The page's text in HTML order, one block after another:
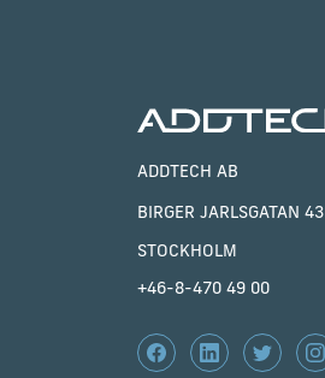
ADDTECH AB
BIRGER JARLSGATAN 43
STOCKHOLM
+46-8-470 49 00